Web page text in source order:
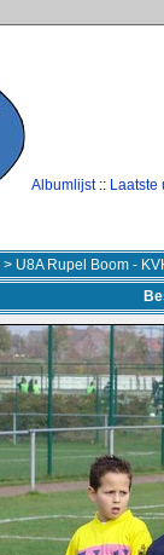
Albumlijst:: Laatste
> U8A Rupel Boom -